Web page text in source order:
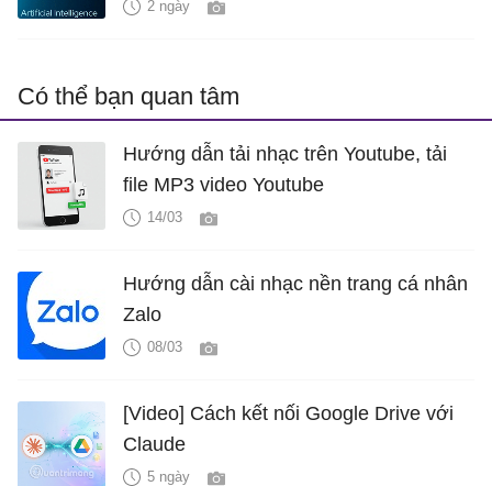
2 ngày
Có thể bạn quan tâm
Hướng dẫn tải nhạc trên Youtube, tải
file MP3 video Youtube
14/03
Hướng dẫn cài nhạc nền trang cá nhân
Zalo
08/03
[Video] Cách kết nối Google Drive với
Claude
5 ngày